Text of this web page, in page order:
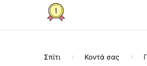
Σπίτι Κοντά σας